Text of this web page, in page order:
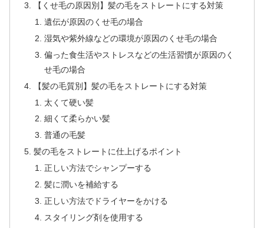
【くせ毛の原因別】髪の毛をストレートにする対策
遺伝が原因のくせ毛の場合
湿気や紫外線などの環境が原因のくせ毛の場合
偏った食生活やストレスなどの生活習慣が原因のく
せ毛の場合
【髪の毛質別】髪の毛をストレートにする対策
太くて硬い髪
細くて柔らかい髪
普通の毛髪
髪の毛をストレートに仕上げるポイント
正しい方法でシャンプーする
髪に潤いを補給する
正しい方法でドライヤーをかける
スタイリング剤を使用する